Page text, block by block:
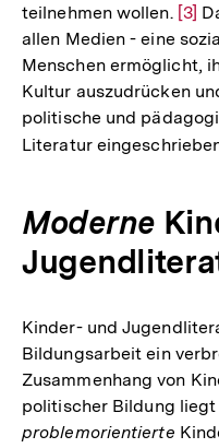
teilnehmen wollen. Zur
der
[3]
allen Medien - eine
Menschen ermöglicht,
Kultur auszudrücken
politische und
Literatur
Moderne
Kinder- und
Bildungsarbeit ein
Zusammenhang von
politischer Bildung liegt
problemorientierte